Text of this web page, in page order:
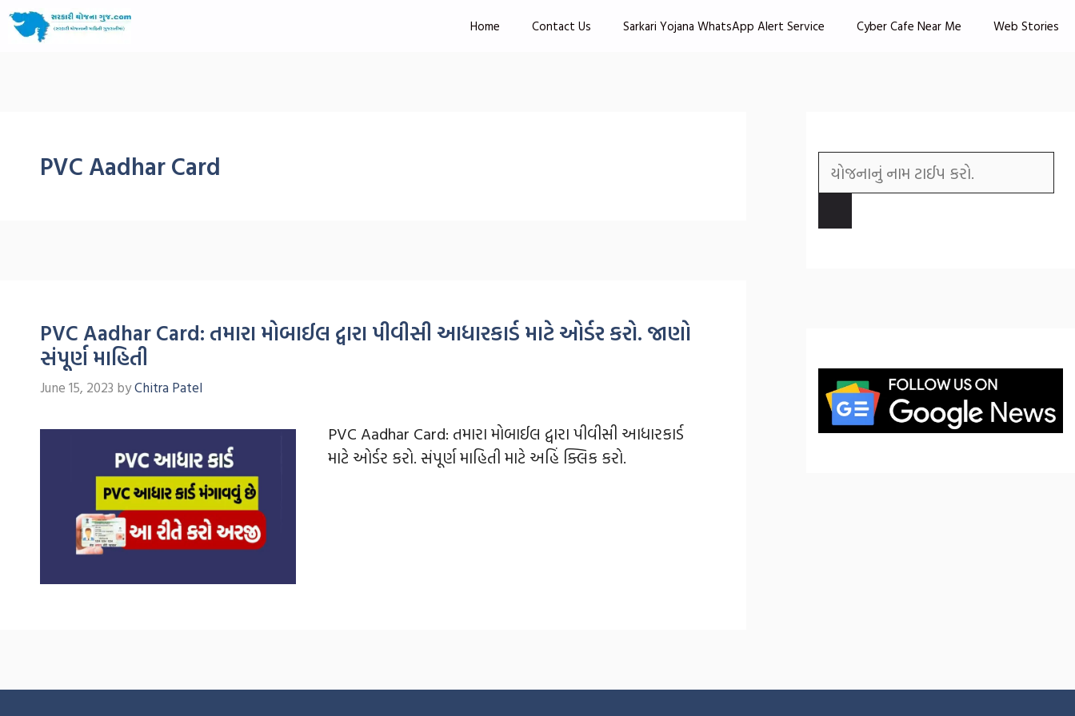
Home Contact Us Sarkari Yojana WhatsApp Alert Service Cyber Cafe Near Me Web Stories
PVC Aadhar Card
PVC Aadhar Card: તમારા મોબાઈલ દ્વારા પીવીસી આધારકાર્ડ માટે ઓર્ડર કરો. જાણો
સંપૂર્ણ માહિતી
June 15, 2023 byChitra Patel
PVC Aadhar Card: તમારા મોબાઈલ દ્વારા પીવીસી આધારકાર્ડ
માટે ઓર્ડર કરો. સંપૂર્ણ માહિતી માટે અહિં ક્લિક કરો.